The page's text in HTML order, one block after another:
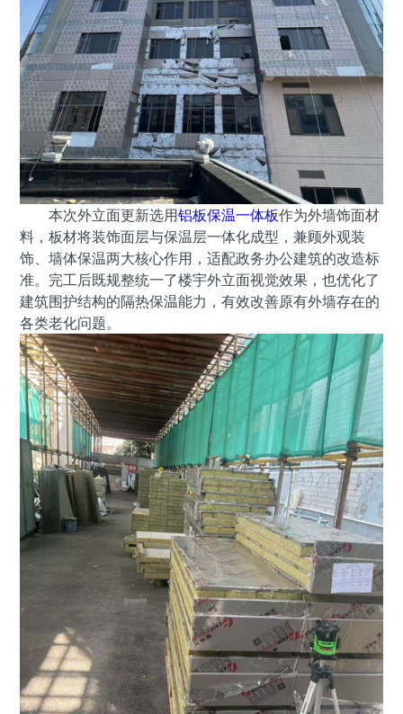
本次外立面更新选用铝板保温一体板作为外墙饰面材
料，板材将装饰面层与保温层一体化成型，兼顾外观装
饰、墙体保温两大核心作用，适配政务办公建筑的改造标
准。完工后既规整统一了楼宇外立面视觉效果，也优化了
建筑围护结构的隔热保温能力，有效改善原有外墙存在的
各类老化问题。